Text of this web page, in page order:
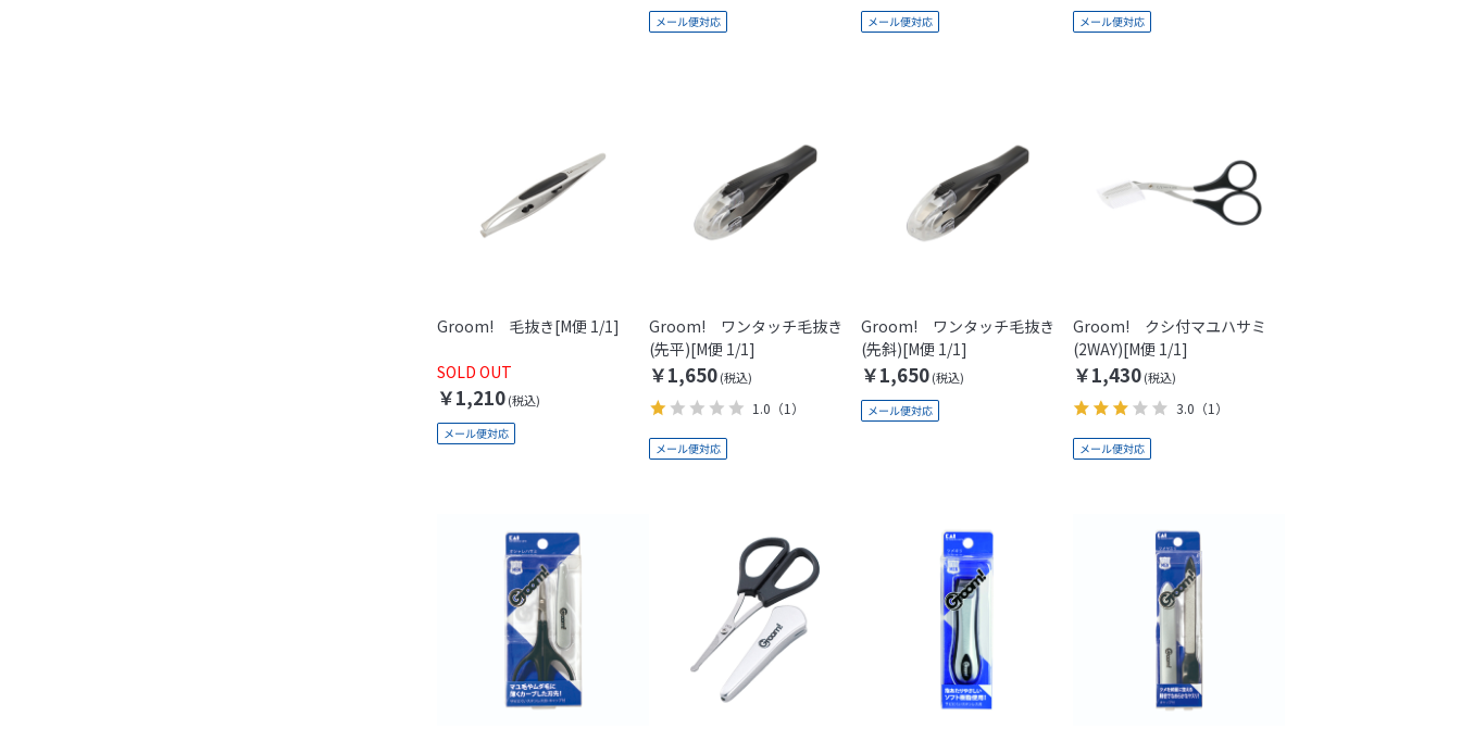
Groom! 毛抜き[M便 1/1]
SOLD OUT
￥1,210
Groom! ワンタッチ毛抜き
(先平)[M便 1/1]
￥1,650
1.0 （1）
Groom! ワンタッチ毛抜き
(先斜)[M便 1/1]
￥1,650
Groom! クシ付マユハサミ
(2WAY)[M便 1/1]
￥1,430
3.0 （1）